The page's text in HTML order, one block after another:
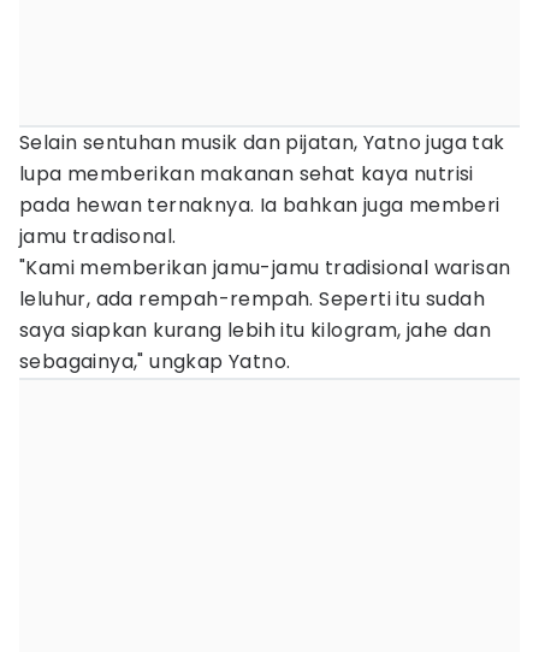
Selain sentuhan musik dan pijatan, Yatno juga tak
lupa memberikan makanan sehat kaya nutrisi
pada hewan ternaknya. Ia bahkan juga memberi
jamu tradisonal.
"Kami memberikan jamu-jamu tradisional warisan
leluhur, ada rempah-rempah. Seperti itu sudah
saya siapkan kurang lebih itu kilogram, jahe dan
sebagainya," ungkap Yatno.